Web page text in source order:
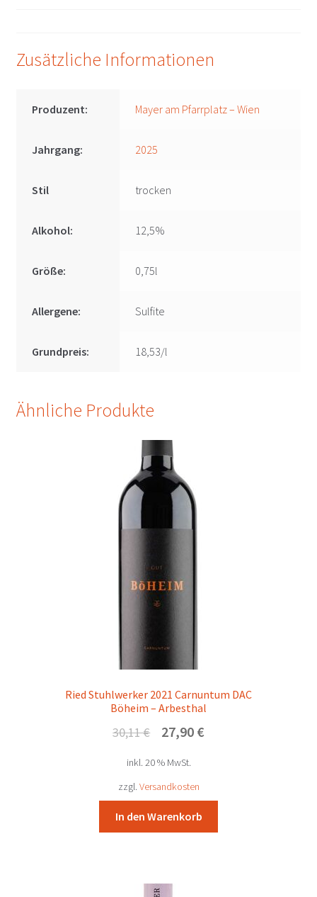
Zusätzliche Informationen
Produzent: Mayer am Pfarrplatz – Wien
Jahrgang: 2025
Stil trocken
Alkohol: 12,5%
Größe: 0,75l
Allergene: Sulfite
Grundpreis: 18,53/l
Ähnliche Produkte
Ried Stuhlwerker 2021 Carnuntum DAC
Böheim – Arbesthal
30,11€
Ursprünglicher
war:
30,11 €
27,90 €Aktueller
inkl. 20 % MwSt.
zzgl. Versandkosten
In den Warenkorb